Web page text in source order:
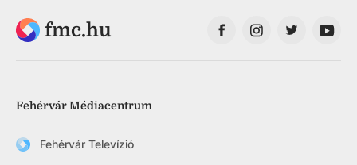
fmc.hu
Fehérvár Médiacentrum
Fehérvár Televízió